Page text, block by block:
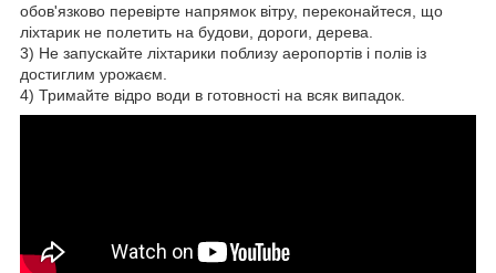
обов'язково перевірте напрямок вітру, переконайтеся, що
ліхтарик не полетить на будови, дороги, дерева.
3) Не запускайте ліхтарики поблизу аеропортів і полів із
достиглим урожаєм.
4) Тримайте відро води в готовності на всяк випадок.